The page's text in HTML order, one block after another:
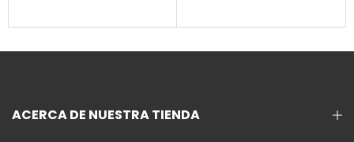
ACERCA DE NUESTRA TIENDA